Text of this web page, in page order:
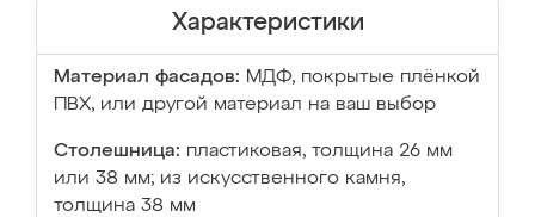
Характеристики
Материал фасадов: МДФ, покрытые плёнкой
ПВХ, или другой материал на ваш выбор
Столешница: пластиковая, толщина 26 мм
или 38 мм; из искусственного камня,
толщина 38 мм